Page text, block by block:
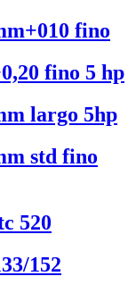
fino
fino 5 hp
largo 5hp
std fino
520
152